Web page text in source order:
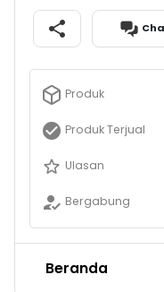
Produk
Produk Terjual
Ulasan
Bergabung
Beranda